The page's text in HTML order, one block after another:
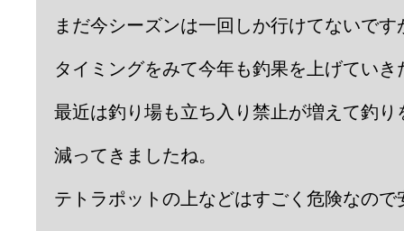
まだ今シーズンは一回しか行けてないです
タイミングをみて今年も釣果を上げていき
最近は釣り場も立ち入り禁止が増えて釣り
減ってきましたね。
テトラポットの上などはすごく危険なので